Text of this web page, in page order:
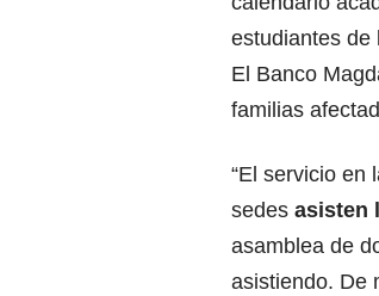
estudiantes de
El Banco
familias
“El servicio en
sedes asisten
asamblea de
asistiendo. De